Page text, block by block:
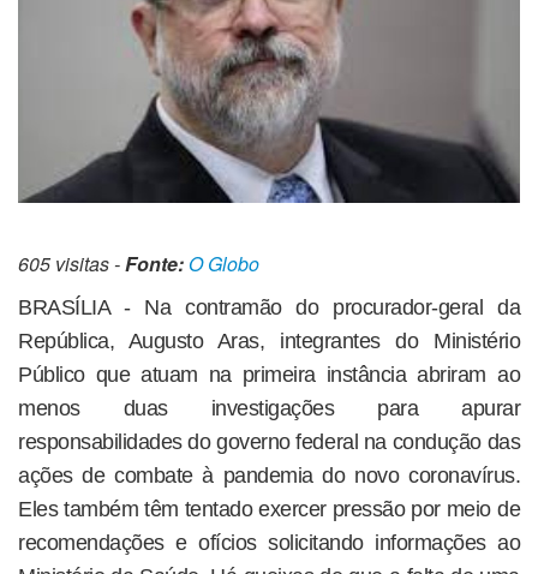
605 visitas -Fonte:O Globo
BRASÍLIA - Na contramão do procurador-geral da
República, Augusto Aras, integrantes do Ministério
Público que atuam na primeira instância abriram ao
menos duas investigações para apurar
responsabilidades do governo federal na condução das
ações de combate à pandemia do novo coronavírus.
Eles também têm tentado exercer pressão por meio de
recomendações e ofícios solicitando informações ao